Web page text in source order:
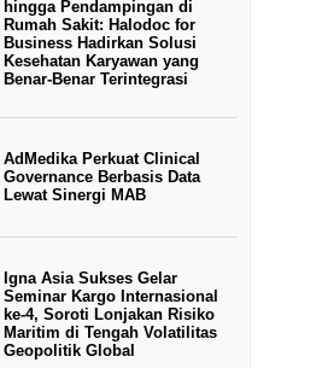
hingga Pendampingan di
Rumah Sakit: Halodoc for
Business Hadirkan Solusi
Kesehatan Karyawan yang
Benar-Benar Terintegrasi
AdMedika Perkuat Clinical
Governance Berbasis Data
Lewat Sinergi MAB
Igna Asia Sukses Gelar
Seminar Kargo Internasional
ke-4, Soroti Lonjakan Risiko
Maritim di Tengah Volatilitas
Geopolitik Global